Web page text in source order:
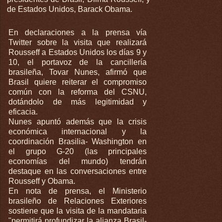
de Estados Unidos, Barack Obama.
En declaraciones a la prensa vía
Twitter sobre la visita que realizará
Rousseff a Estados Unidos los días 9 y
10, el portavoz de la cancillería
brasileña, Tovar Nunes, afirmó que
Brasil quiere reiterar el compromiso
común con la reforma del CSNU,
dotándolo de más legitimidad y
eficacia.
Nunes apuntó además que la crisis
económica internacional y la
coordinación Brasilia- Washington en
el grupo G-20 (las principales
economías del mundo) tendrán
destaque en las conversaciones entre
Rousseff y Obama.
En nota de prensa, el Ministerio
brasileño de Relaciones Exteriores
sostiene que la visita de la mandataria